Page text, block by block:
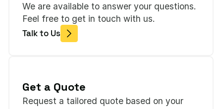
We are available to answer your questions.
Feel free to get in touch with us.
Talk to Us
Get a Quote
Request a tailored quote based on your